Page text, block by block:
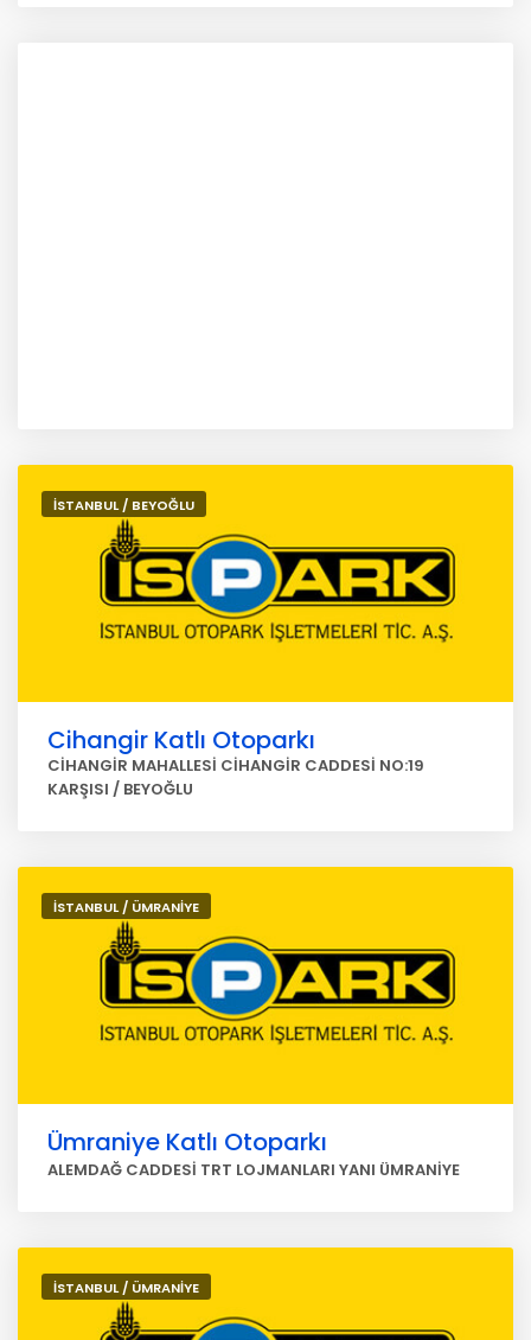
İSTANBUL / BEYOĞLU
Cihangir Katlı Otoparkı
CİHANGİR MAHALLESİ CİHANGİR CADDESİ NO:19
KARŞISI / BEYOĞLU
İSTANBUL / ÜMRANİYE
Ümraniye Katlı Otoparkı
ALEMDAĞ CADDESİ TRT LOJMANLARI YANI ÜMRANİYE
İSTANBUL / ÜMRANİYE